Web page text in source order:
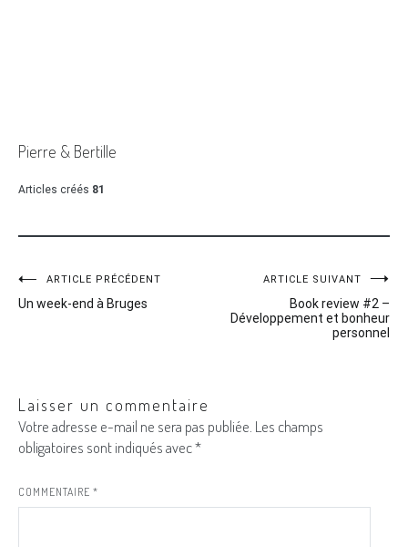
Pierre & Bertille
Articles créés 81
Navigation
l’article
ARTICLE PRÉCÉDENT
Un week-end à Bruges
ARTICLE SUIVANT
Book review #2 –
Développement et bonheur
personnel
Laisser un commentaire
Votre adresse e-mail ne sera pas publiée. Les champs
obligatoires sont indiqués avec*
COMMENTAIRE *